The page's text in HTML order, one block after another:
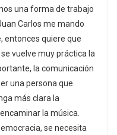
una forma de trabajo
Carlos me mando
entonces quiere que
vuelve muy práctica la
la comunicación
una persona que
más clara la
la música.
se necesita